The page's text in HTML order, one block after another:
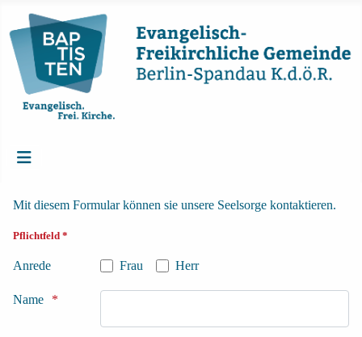
Mit diesem Formular können sie unsere Seelsorge kontaktieren.
Pflichtfeld *
Anrede Frau Herr
Name